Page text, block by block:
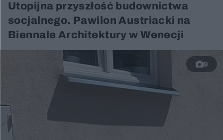
Utopijna przyszłość budownictwa
socjalnego. Pawilon Austriacki na
Biennale Architektury w Wenecji
9